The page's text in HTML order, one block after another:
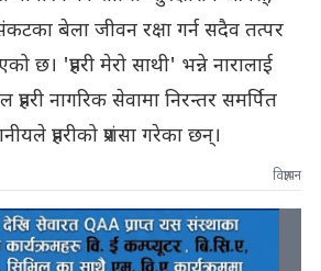
बेला जीवन रक्षा गर्न सदैव तत्पर
छ। 'प्रहरी मेरो साथी' भन्ने नारालाई
प्रहरी नागरिक सेवामा निरन्तर समर्पित
प्रहरीको प्रशंसा गरेका छन्।
विज्ञापन